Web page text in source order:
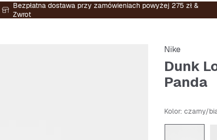
Bezpłatna dostawa przy zamówieniach powyżej 275 zł &
Zwrot
Nike
Dunk
Panda
Kolor: czarny/